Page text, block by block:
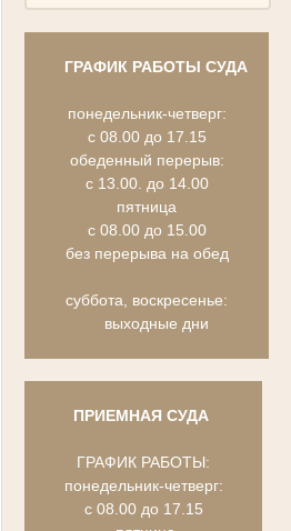
ГРАФИК РАБОТЫ СУДА
понедельник-четверг:
с 08.00 до 17.15
обеденный перерыв:
с 13.00. до 14.00
пятница
с 08.00 до 15.00
без перерыва на обед
суббота, воскресенье:
выходные дни
ПРИЕМНАЯ СУДА
ГРАФИК РАБОТЫ:
понедельник-четверг:
с 08.00 до 17.15